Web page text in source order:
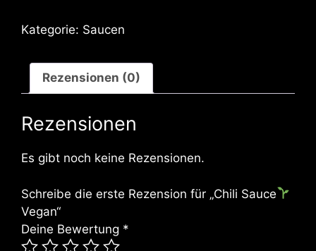
Kategorie: Saucen
Rezensionen (0)
Rezensionen
Es gibt noch keine Rezensionen.
Schreibe die erste Rezension für „Chili Sauce
Vegan“
Deine Bewertung *